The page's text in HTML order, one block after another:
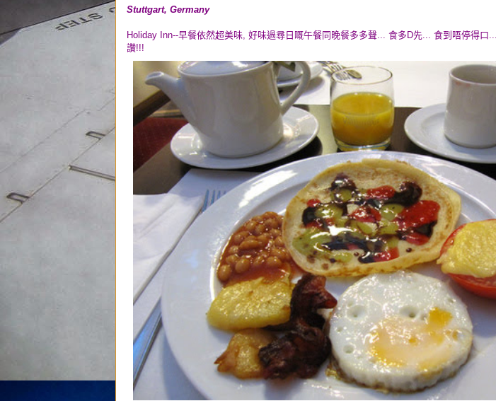
Stuttgart, Germany
Holiday Inn--早餐依然超美味, 好味過尋日嘅午餐同晚餐多多聲... 食多D先... 食到唔停得口
讚!!!